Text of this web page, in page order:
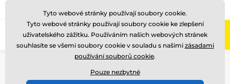
Zavolejte nám (Po-Pá 8-17)
Tyto webové stránky používají soubory cookie.
Tyto webové stránky používají soubory cookie ke zlepšení
uživatelského zážitku. Používáním našich webových stránek
souhlasíte se všemi soubory cookie v souladu s našimi zásadami
používání souborů cookie.
Pouze nezbytné